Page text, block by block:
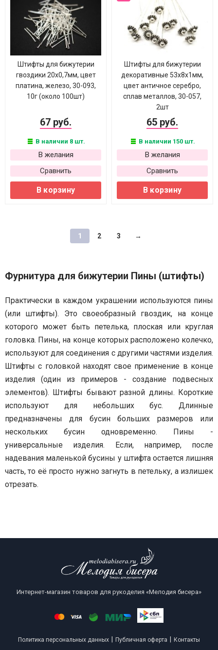
Штифты для бижутерии
гвоздики 20х0,7мм, цвет
платина, железо, 30-093,
10г (около 100шт)
67 руб.
В наличии 8 шт.
В желания
Сравнить
В корзину
Штифты для бижутерии
декоративные 53х8х1мм,
цвет античное серебро,
сплав металлов, 30-057,
2шт
65 руб.
В наличии 150 шт.
В желания
Сравнить
В корзину
1 2 3 →
Фурнитура для бижутерии Пины (штифты)
Практически в каждом украшении используются пины
(или штифты). Это своеобразный гвоздик, на конце
которого может быть петелька, плоская или круглая
головка. Пины, на конце которых расположено колечко,
используют для соединения с другими частями изделия.
Штифты с головкой находят свое применение в конце
изделия (один из примеров - создание подвесных
элементов). Штифты бывают разной длины. Короткие
используют для небольших бус. Длинные
предназначены для бусин больших размеров или
нескольких бусин одновременно. Пины -
универсальные изделия. Если, например, после
надевания маленькой бусины у штифта остается лишняя
часть, то её просто нужно загнуть в петельку, а излишек
отрезать.
Интернет-магазин товаров для рукоделия «Мелодия бисера»
Политика персональных данных Публичная оферта Контакты